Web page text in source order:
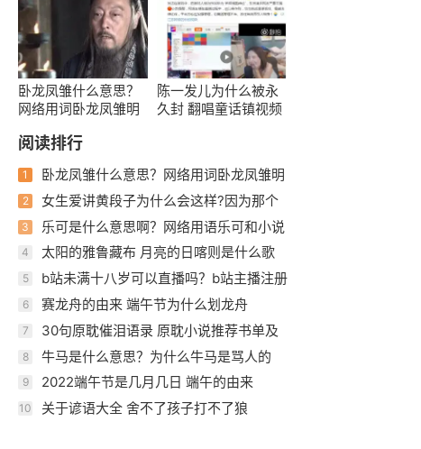
卧龙凤雏什么意思？
网络用词卧龙凤雏明
陈一发儿为什么被永
久封 翻唱童话镇视频
阅读排行
1
卧龙凤雏什么意思？网络用词卧龙凤雏明
2
女生爱讲黄段子为什么会这样?因为那个
3
乐可是什么意思啊？网络用语乐可和小说
4
太阳的雅鲁藏布 月亮的日喀则是什么歌
5
b站未满十八岁可以直播吗？b站主播注册
6 赛龙舟的由来 端午节为什么划龙舟
7
30句原耽催泪语录 原耽小说推荐书单及
8
牛马是什么意思？为什么牛马是骂人的
9 2022端午节是几月几日 端午的由来
10 关于谚语大全 舍不了孩子打不了狼